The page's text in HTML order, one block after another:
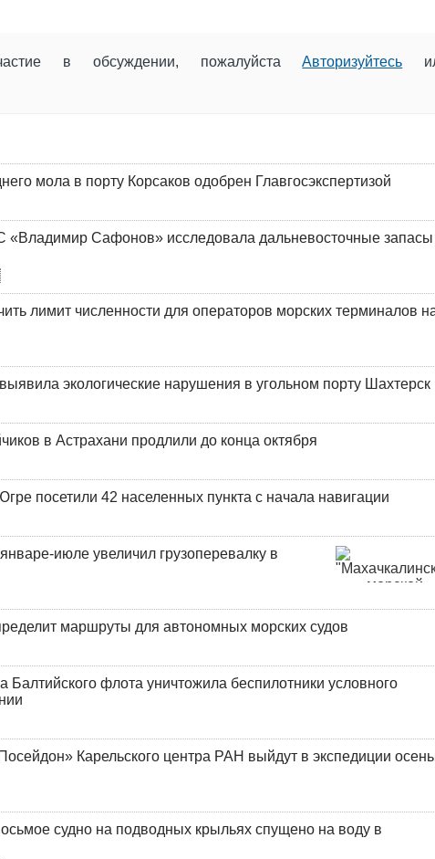
в обсуждении, пожалуйстаАвторизуйтесь
мола в порту Корсаков одобрен Главгосэкспертизой
Сафонов» исследовала дальневосточные запасы
лимит численности для операторов морских терминалов
экологические нарушения в угольном порту Шахтерск
в Астрахани продлили до конца октября
посетили 42 населенных пункта с начала навигации
июле увеличил грузоперевалку в
маршруты для автономных морских судов
Балтийского флота уничтожила беспилотники условного
Карельского центра РАН выйдут в экспедиции
судно на подводных крыльях спущено на воду в